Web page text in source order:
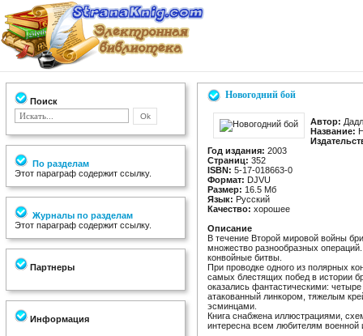
Поиск
По разделам
Этот параграф содержит ссылку.
Журналы по разделам
Этот параграф содержит ссылку.
Партнеры
Информация
Новогодний бой
Автор:
Название:
Год издания: 2003
Страниц: 352
ISBN: 5-17-018663-0
Формат: DJVU
Размер: 16.5 Мб
Язык: Русский
Качество: хорошее
Описание
В течение Второй мировой войны
множество разнообразных
конвойные битвы.
При проводке одного из полярных
самых блестящих побед в истории
оказались фантастическими:
атакованный линкором, тяжелым
эсминцами.
Книга снабжена иллюстрациями,
интересна всем любителям военной